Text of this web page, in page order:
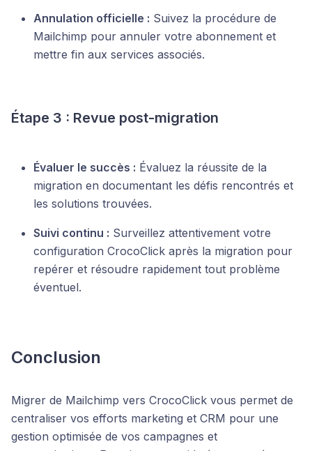
Annulation officielle : Suivez la procédure de
Mailchimp pour annuler votre abonnement et
mettre fin aux services associés.
Étape 3 : Revue post-migration
Évaluer le succès : Évaluez la réussite de la
migration en documentant les défis rencontrés et
les solutions trouvées.
Suivi continu : Surveillez attentivement votre
configuration CrocoClick après la migration pour
repérer et résoudre rapidement tout problème
éventuel.
Conclusion
Migrer de Mailchimp vers CrocoClick vous permet de
centraliser vos efforts marketing et CRM pour une
gestion optimisée de vos campagnes et